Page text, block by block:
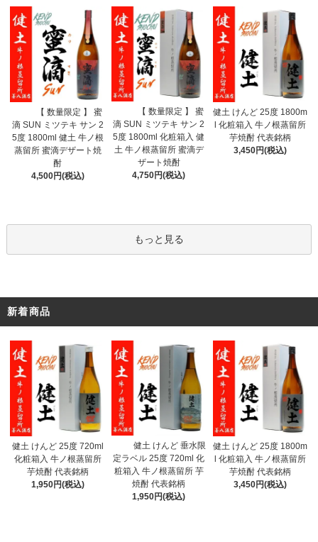
【 数量限定 】 蜜
滴 SUN ミツテキ サン 2
5度 1800ml 健土 牛ノ根
蒸留所 蜜滴デザート焼
酎
4,500円(税込)
【 数量限定 】 蜜
滴 SUN ミツテキ サン 2
5度 1800ml 化粧箱入 健
土 牛ノ根蒸留所 蜜滴デ
ザート焼酎
4,750円(税込)
健土 けんど 25度 1800m
l 化粧箱入 牛ノ根蒸留所
芋焼酎 代表銘柄
3,450円(税込)
もっと見る
新着商品
健土 けんど 25度 720ml
化粧箱入 牛ノ根蒸留所
芋焼酎 代表銘柄
1,950円(税込)
健土 けんど 垂水限
定ラベル 25度 720ml 化
粧箱入 牛ノ根蒸留所 芋
焼酎 代表銘柄
1,950円(税込)
健土 けんど 25度 1800m
l 化粧箱入 牛ノ根蒸留所
芋焼酎 代表銘柄
3,450円(税込)